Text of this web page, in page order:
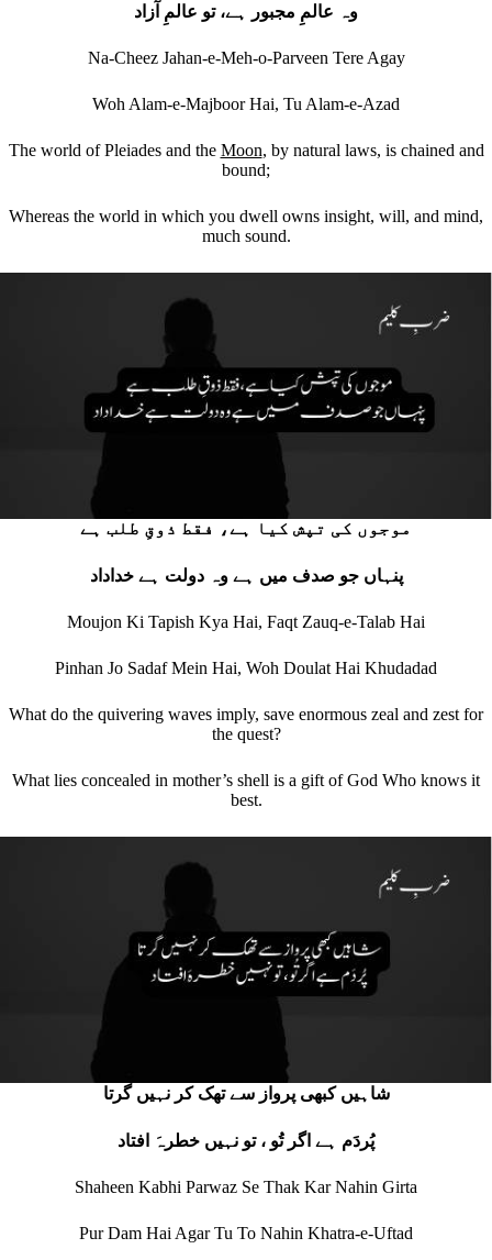
وہ عالمِ مجبور ہے، تو عالمِ آزاد
Na-Cheez Jahan-e-Meh-o-Parveen Tere Agay
Woh Alam-e-Majboor Hai, Tu Alam-e-Azad
The world of Pleiades and the Moon, by natural laws, is chained and
bound;
Whereas the world in which you dwell owns insight, will, and mind,
much sound.
موجوں کی تپش کیا ہے، فقط ذوقِ طلب ہے
پنہاں جو صدف میں ہے وہ دولت ہے خداداد
Moujon Ki Tapish Kya Hai, Faqt Zauq-e-Talab Hai
Pinhan Jo Sadaf Mein Hai, Woh Doulat Hai Khudadad
What do the quivering waves imply, save enormous zeal and zest for
the quest?
What lies concealed in mother’s shell is a gift of God Who knows it
best.
شاہیں کبھی پرواز سے تھک کر نہیں گرتا
پُردَم ہے اگر تُو ، تو نہیں خطرہَ افتاد
Shaheen Kabhi Parwaz Se Thak Kar Nahin Girta
Pur Dam Hai Agar Tu To Nahin Khatra-e-Uftad